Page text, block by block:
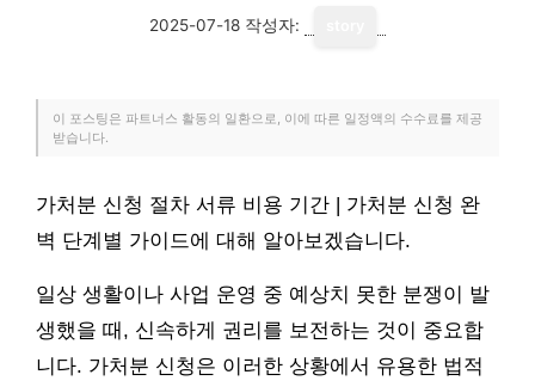
2025-07-18 작성자:
이 포스팅은 파트너스 활동의 일환으로, 이에 따른 일정액의 수수료를 제공
받습니다.
가처분 신청 절차 서류 비용 기간 | 가처분 신청 완
벽 단계별 가이드에 대해 알아보겠습니다.
일상 생활이나 사업 운영 중 예상치 못한 분쟁이 발
생했을 때, 신속하게 권리를 보전하는 것이 중요합
니다. 가처분 신청은 이러한 상황에서 유용한 법적